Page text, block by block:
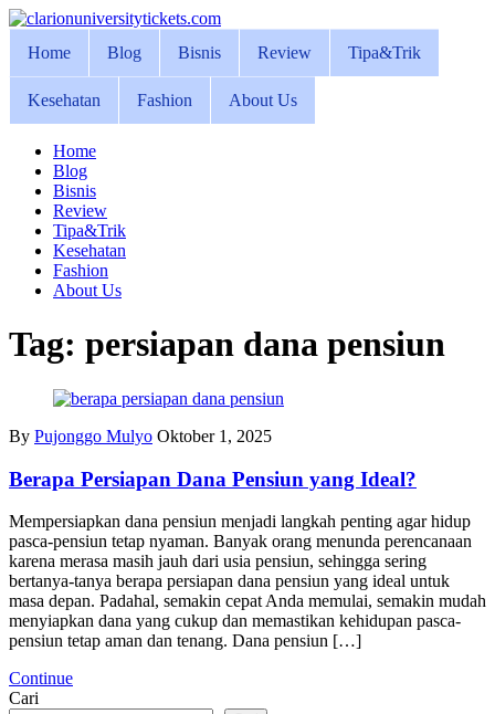
Skip
content
Home Blog Bisnis Review Tipa&Trik
Kesehatan Fashion About Us
Home
Blog
Bisnis
Review
Tipa&Trik
Kesehatan
Fashion
About Us
Tag: persiapan dana pensiun
By Pujonggo Mulyo Oktober 1, 2025
Berapa Persiapan Dana Pensiun yang Ideal?
Mempersiapkan dana pensiun menjadi langkah penting agar hidup
pasca-pensiun tetap nyaman. Banyak orang menunda perencanaan
karena merasa masih jauh dari usia pensiun, sehingga sering
bertanya-tanya berapa persiapan dana pensiun yang ideal untuk
masa depan. Padahal, semakin cepat Anda memulai, semakin mudah
menyiapkan dana yang cukup dan memastikan kehidupan pasca-
pensiun tetap aman dan tenang. Dana pensiun […]
Continue
Cari